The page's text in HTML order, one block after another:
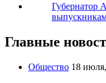
Губернатор
Главные
Общество 18